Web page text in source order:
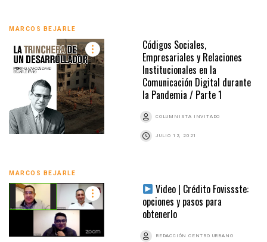
MARCOS BEJARLE
Códigos Sociales,
Empresariales y Relaciones
Institucionales en la
Comunicación Digital durante
la Pandemia / Parte 1
COLUMNISTA INVITADO
JULIO 12, 2021
MARCOS BEJARLE
Video | Crédito Fovissste:
opciones y pasos para
obtenerlo
REDACCIÓN CENTRO URBANO